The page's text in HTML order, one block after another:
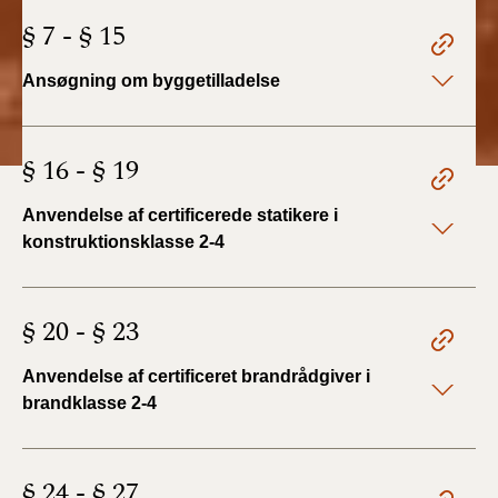
§ 7 - § 15
Ansøgning om byggetilladelse
§ 16 - § 19
Anvendelse af certificerede statikere i
konstruktionsklasse 2-4
§ 20 - § 23
Anvendelse af certificeret brandrådgiver i
brandklasse 2-4